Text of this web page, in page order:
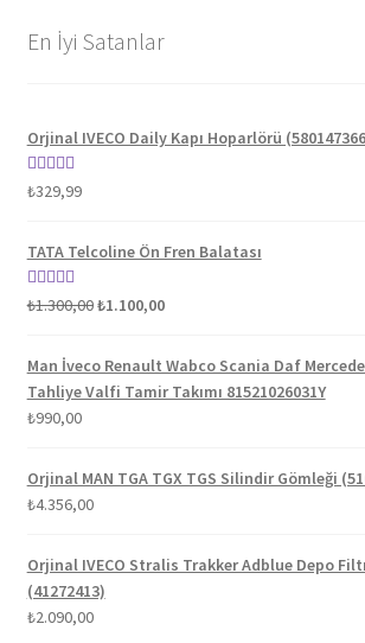
En İyi Satanlar
Orjinal IVECO Daily Kapı Hoparlörü
5 üzerinden
₺329,99
TATA Telcoline Ön Fren Balatası
5 üzerinden
₺1.300,00Orijinal
₺1.300,00.
₺1.100,00Şu
fiyat:
₺1.100,00.
Man İveco Renault Wabco Scania Daf
Tahliye Valfi Tamir Takımı 81521026031Y
₺990,00
Orjinal MAN TGA TGX TGS Silindir Gömleği
₺4.356,00
Orjinal IVECO Stralis Trakker Adblue Depo
(41272413)
₺2.090,00